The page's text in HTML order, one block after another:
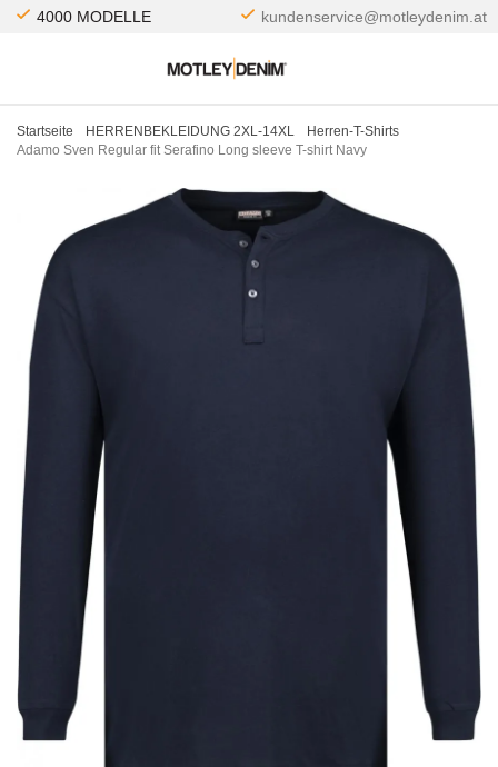
4000 MODELLE kundenservice@motleydenim.at
Startseite HERRENBEKLEIDUNG 2XL-14XL
Herren-T-Shirts
Adamo Sven Regular fit Serafino Long sleeve T-shirt Navy